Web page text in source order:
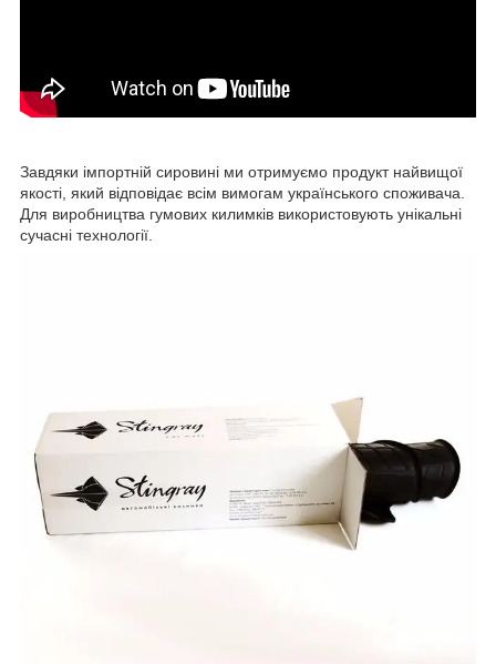
Завдяки імпортній сировині ми отримуємо продукт найвищої
якості, який відповідає всім вимогам українського споживача.
Для виробництва гумових килимків використовують унікальні
сучасні технології.